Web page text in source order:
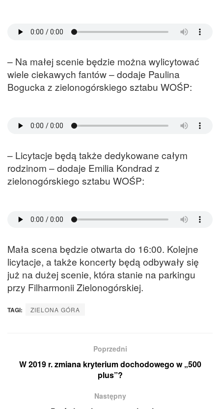
– Na małej scenie będzie można wylicytować
wiele ciekawych fantów – dodaje Paulina
Bogucka z zielonogórskiego sztabu WOŚP:
– Licytacje będą także dedykowane całym
rodzinom – dodaje Emilia Kondrad z
zielonogórskiego sztabu WOŚP:
Mała scena będzie otwarta do 16:00. Kolejne
licytacje, a także koncerty będą odbywały się
już na dużej scenie, która stanie na parkingu
przy Filharmonii Zielonogórskiej.
TAGI: ZIELONA GÓRA
Poprzedni
W 2019 r. zmiana kryterium dochodowego w „500
plus”?
Następny